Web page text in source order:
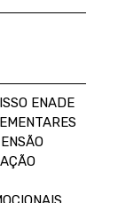
ENADE